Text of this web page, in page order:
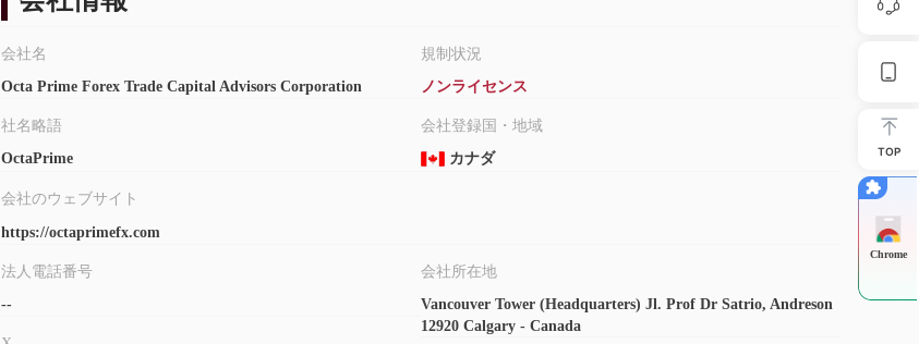
は OctaPrime安全ですか、それとも詐欺ですか？
のような仲介業者の安全性を考えると、 OctaPrimeまたは他のプラットフォームを使用する場合は、徹底的な調査を実施
を次に示します。
規制対象: 公認の金融当局によって規制されていない、
フォームであるという保証はありません。
ださい。評判の良い Web サイトやフォーラムでレビューを探してください。
セキュリティ対策:
OctaPrime包括的なプライバシー ポリシーを実装することでセキュリティを強化し、ユーザーの個
人データの細心の注意を払った取り扱いと保護を明確にします。
最終的には取引するかどうかの決定 OctaPrime個人的なものです。決定を下す前に、リスクとメリットを慎重に比較検討
会社名
Octa Prime Forex Trade Capital Advisors Corporation
社名略語
OctaPrime
規制状況
ノンライセンス
会社登録国・地域
カナダ
会社のウェブサイト
https://octaprimefx.com
法人電話番号
--
会社所在地
Vancouver Tower (Headquarters) Jl. Prof Dr Satrio, Andreson
12920 Calgary - Canada
TOP
Chrome